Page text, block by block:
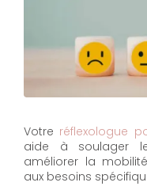
Votre réflexologue
aide à soulager
améliorer la
aux besoins